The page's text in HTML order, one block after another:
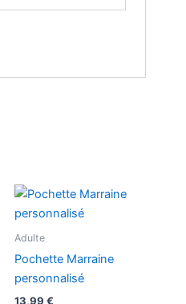
Adulte
Pochette Marraine
personnalisé
13,99 €